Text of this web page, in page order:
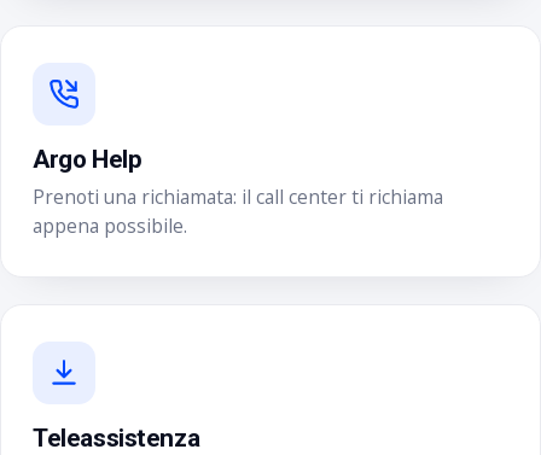
Argo Help
Prenoti una richiamata: il call center ti richiama
appena possibile.
Teleassistenza